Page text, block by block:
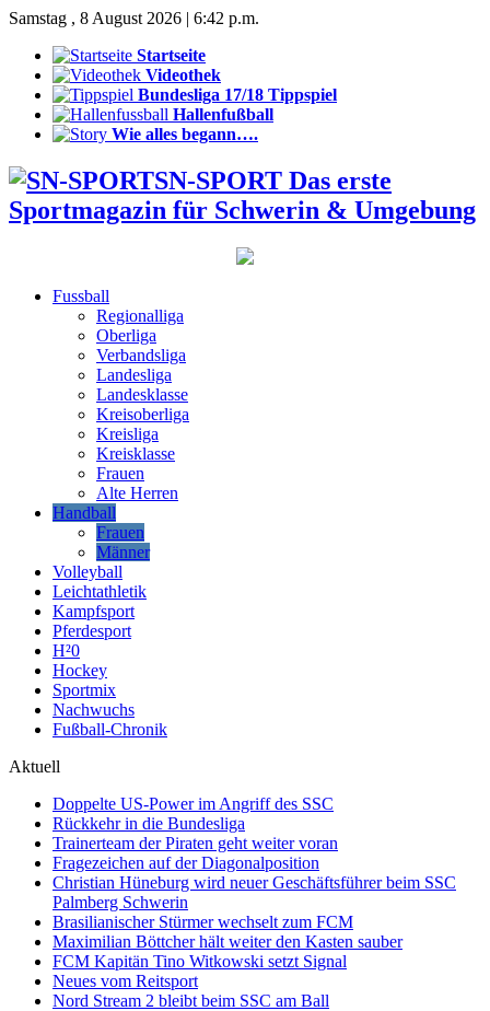
Samstag , 8 August 2026 | 6:42 p.m.
Startseite
Videothek
Bundesliga 17/18 Tippspiel
Hallenfußball
Wie alles begann….
SN-SPORT Das erste
Sportmagazin für Schwerin & Umgebung
Fussball
Regionalliga
Oberliga
Verbandsliga
Landesliga
Landesklasse
Kreisoberliga
Kreisliga
Kreisklasse
Frauen
Alte Herren
Handball
Frauen
Männer
Volleyball
Leichtathletik
Kampfsport
Pferdesport
H²0
Hockey
Sportmix
Nachwuchs
Fußball-Chronik
Aktuell
Doppelte US-Power im Angriff des SSC
Rückkehr in die Bundesliga
Trainerteam der Piraten geht weiter voran
Fragezeichen auf der Diagonalposition
Christian Hüneburg wird neuer Geschäftsführer beim SSC
Palmberg Schwerin
Brasilianischer Stürmer wechselt zum FCM
Maximilian Böttcher hält weiter den Kasten sauber
FCM Kapitän Tino Witkowski setzt Signal
Neues vom Reitsport
Nord Stream 2 bleibt beim SSC am Ball